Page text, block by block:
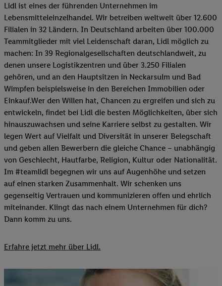
Lidl ist eines der führenden Unternehmen im
Lebensmitteleinzelhandel. Wir betreiben weltweit über 12.600
Filialen in 32 Ländern. In Deutschland arbeiten über 100.000
Teammitglieder mit viel Leidenschaft daran, Lidl möglich zu
machen: In 39 Regionalgesellschaften deutschlandweit, zu
denen unsere Logistikzentren und über 3.250 Filialen
gehören, und an den Hauptsitzen in Neckarsulm und Bad
Wimpfen beispielsweise in den Bereichen Immobilien oder
Einkauf.Wer den Willen hat, Chancen zu ergreifen und sich zu
entwickeln, findet bei Lidl die besten Möglichkeiten, über sich
hinauszuwachsen und seine Karriere selbst zu gestalten. Wir
legen Wert auf Vielfalt und Diversität in unserer Belegschaft
und geben allen Bewerbern die gleiche Chance – unabhängig
von Geschlecht, Hautfarbe, Religion, Kultur oder Nationalität.
Im #teamlidl begegnen wir uns auf Augenhöhe und setzen
auf einen starken Zusammenhalt. Wir schenken uns
gegenseitig Vertrauen und kommunizieren offen und ehrlich
miteinander. Klingt das nach einem Unternehmen für dich?
Dann komm zu uns.​
Erfahre jetzt mehr über Lidl.